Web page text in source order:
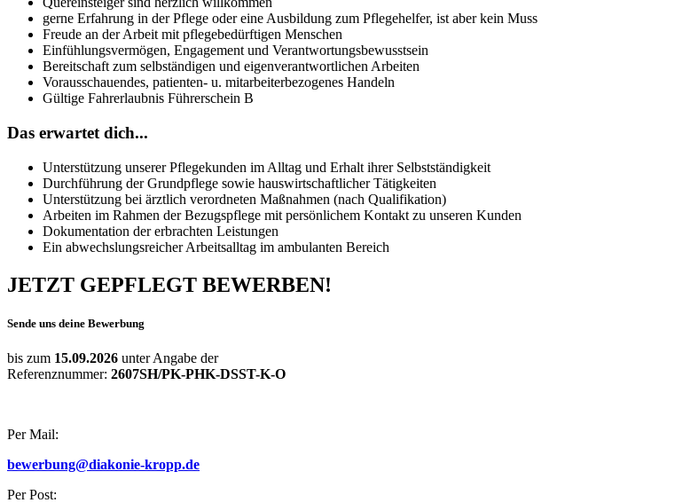
gerne Erfahrung in der Pflege oder eine Ausbildung zum Pflegehelfer, ist aber kein Muss
Freude an der Arbeit mit pflegebedürftigen Menschen
Einfühlungsvermögen, Engagement und Verantwortungsbewusstsein
Bereitschaft zum selbständigen und eigenverantwortlichen Arbeiten
Vorausschauendes, patienten- u. mitarbeiterbezogenes Handeln
Gültige Fahrerlaubnis Führerschein B
Das erwartet dich...
Unterstützung unserer Pflegekunden im Alltag und Erhalt ihrer Selbstständigkeit
Durchführung der Grundpflege sowie hauswirtschaftlicher Tätigkeiten
Unterstützung bei ärztlich verordneten Maßnahmen (nach Qualifikation)
Arbeiten im Rahmen der Bezugspflege mit persönlichem Kontakt zu unseren Kunden
Dokumentation der erbrachten Leistungen
Ein abwechslungsreicher Arbeitsalltag im ambulanten Bereich
JETZT GEPFLEGT BEWERBEN!
Sende uns deine Bewerbung
bis zum 15.09.2026 unter Angabe der
Referenznummer: 2607SH/PK-PHK-DSST-K-O
Per Mail:
bewerbung@diakonie-kropp.de
Per Post: